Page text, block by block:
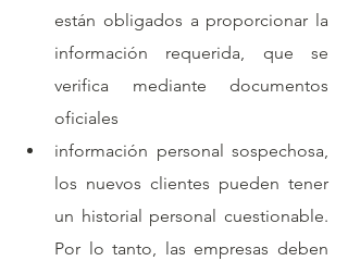
están obligados a proporcionar la
información requerida, que se
verifica mediante documentos
oficiales
información personal sospechosa,
los nuevos clientes pueden tener
un historial personal cuestionable.
Por lo tanto, las empresas deben